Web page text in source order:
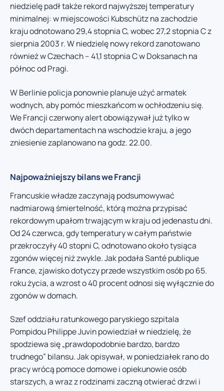
niedzielę padł także rekord najwyższej temperatury
minimalnej: w miejscowości Kubschütz na zachodzie
kraju odnotowano 29,4 stopnia C, wobec 27,2 stopnia C z
sierpnia 2003 r. W niedzielę nowy rekord zanotowano
również w Czechach – 41,1 stopnia C w Doksanach na
północ od Pragi.
W Berlinie policja ponownie planuje użyć armatek
wodnych, aby pomóc mieszkańcom w ochłodzeniu się.
We Francji czerwony alert obowiązywał już tylko w
dwóch departamentach na wschodzie kraju, a jego
zniesienie zaplanowano na godz. 22.00.
Najpoważniejszy bilans we Francji
Francuskie władze zaczynają podsumowywać
nadmiarową śmiertelność, którą można przypisać
rekordowym upałom trwającym w kraju od jedenastu dni.
Od 24 czerwca, gdy temperatury w całym państwie
przekroczyły 40 stopni C, odnotowano około tysiąca
zgonów więcej niż zwykle. Jak podała Santé publique
France, zjawisko dotyczy przede wszystkim osób po 65.
roku życia, a wzrost o 40 procent odnosi się wyłącznie do
zgonów w domach.
Szef oddziału ratunkowego paryskiego szpitala
Pompidou Philippe Juvin powiedział w niedzielę, że
spodziewa się „prawdopodobnie bardzo, bardzo
trudnego” bilansu. Jak opisywał, w poniedziałek rano do
pracy wrócą pomoce domowe i opiekunowie osób
starszych, a wraz z rodzinami zaczną otwierać drzwi i